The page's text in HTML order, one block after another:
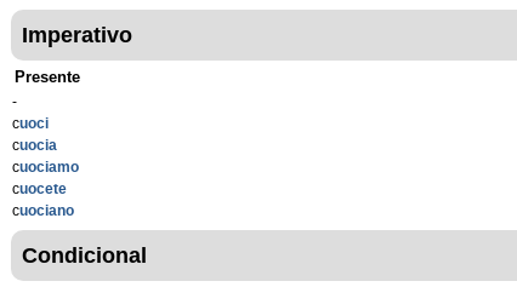
Imperativo
Presente
-
cuoci
cuocia
cuociamo
cuocete
cuociano
Condicional